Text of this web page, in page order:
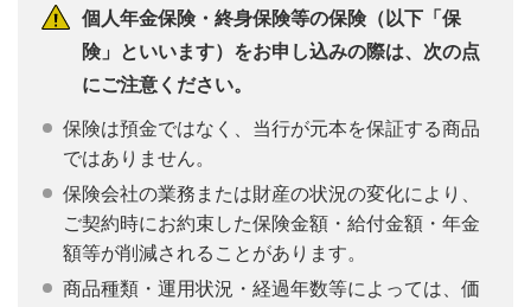
個人年金保険・終身保険等の保険（以下「保
険」といいます）をお申し込みの際は、次の点
にご注意ください。
保険は預金ではなく、当行が元本を保証する商品
ではありません。
保険会社の業務または財産の状況の変化により、
ご契約時にお約束した保険金額・給付金額・年金
額等が削減されることがあります。
商品種類・運用状況・経過年数等によっては、価